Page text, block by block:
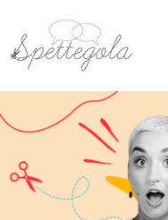
contenuto